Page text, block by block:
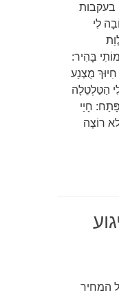
לִי
בָּהִיר:
מֻצְנַע
הַטַּלְטֵלָה
חָיַי
רוֹצָה
המחיר